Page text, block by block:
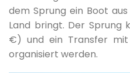
dem Sprung ein Boot
Land bringt. Der Sprung
€) und ein Transfer
organisiert werden.